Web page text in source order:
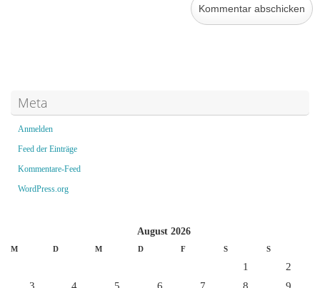
Meta
Anmelden
Feed der Einträge
Kommentare-Feed
WordPress.org
August 2026
M D M D F S S
1
2